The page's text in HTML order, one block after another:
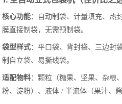
核心功能：自动制袋、计量填充、热
膜直接制袋，无需预制袋。
袋型样式：平口袋、背封袋、三边封
制自立袋、易撕线袋。
适配物料：颗粒（糖果、坚果、杂粮
粉、淀粉）、液体 / 半流体（果汁、